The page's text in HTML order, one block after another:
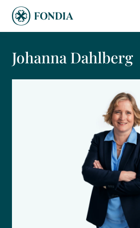
Johanna Dahlberg